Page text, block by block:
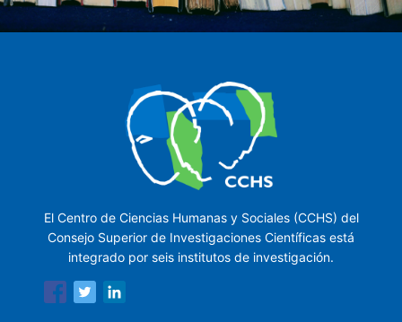
El Centro de Ciencias Humanas y Sociales (CCHS) del
Consejo Superior de Investigaciones Científicas está
integrado por seis institutos de investigación.